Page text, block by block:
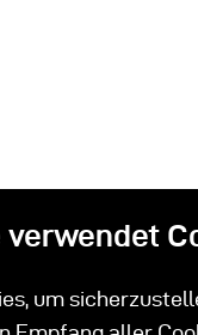
verwendet
um